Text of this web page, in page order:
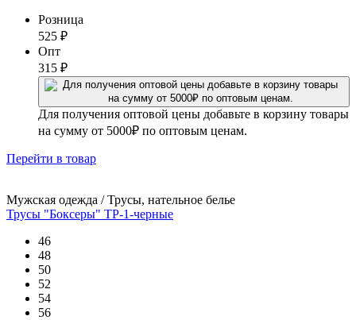
Розница
525 ₽
Опт
315 ₽
Для получения оптовой цены добавьте в корзину товары
на сумму от 5000₽ по оптовым ценам.
Перейти в товар
Мужская одежда / Трусы, нательное белье
Трусы "Боксеры" ТР-1-черные
46
48
50
52
54
56